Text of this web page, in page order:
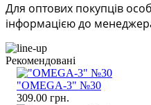
Для оптових покупців
інформацією до
Рекомендовані
"OMEGA-3" №30
309.00 грн.